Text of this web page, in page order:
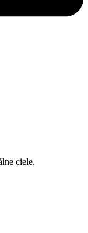
ciele.